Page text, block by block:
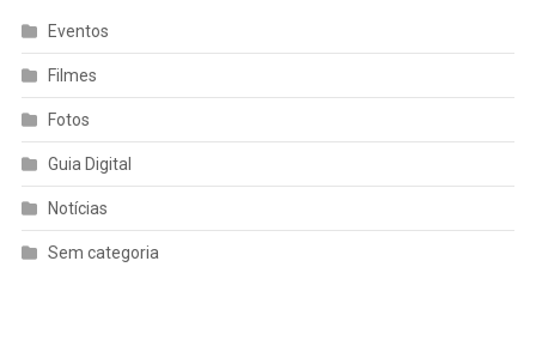
Eventos
Filmes
Fotos
Guia Digital
Notícias
Sem categoria